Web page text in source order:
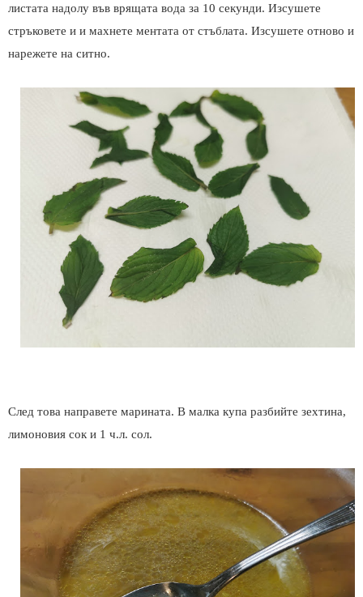
листата надолу във врящата вода за 10 секунди. Изсушете
стръковете и и махнете ментата от стъблата. Изсушете отново и
нарежете на ситно.
След това направете марината. В малка купа разбийте зехтина,
лимоновия сок и 1 ч.л. сол.